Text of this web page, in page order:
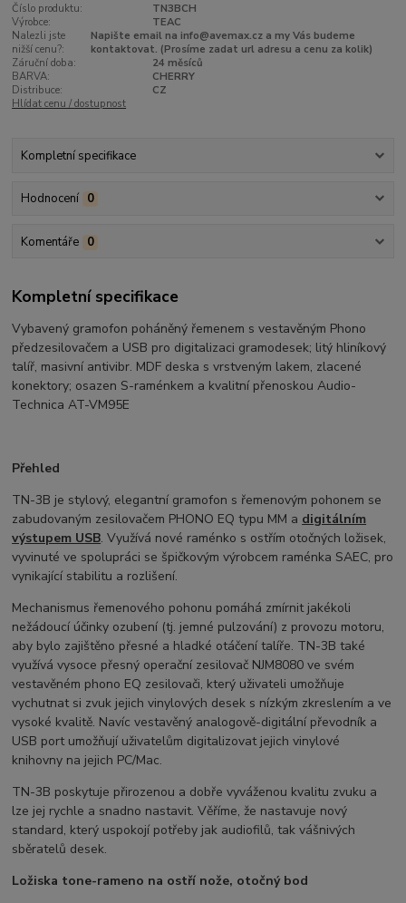
Číslo produktu:
TN3BCH
Výrobce:
TEAC
Nalezli jste
nižší cenu?:
Napište email na info@avemax.cz a my Vás budeme
kontaktovat. (Prosíme zadat url adresu a cenu za kolik)
Záruční doba:
24 měsíců
BARVA:
CHERRY
Distribuce:
CZ
Hlídat cenu / dostupnost
Kompletní specifikace
Hodnocení 0
Komentáře 0
Kompletní specifikace
Vybavený gramofon poháněný řemenem s vestavěným Phono
předzesilovačem a USB pro digitalizaci gramodesek; litý hliníkový
talíř, masivní antivibr. MDF deska s vrstveným lakem, zlacené
konektory; osazen S-raménkem a kvalitní přenoskou Audio-
Technica AT-VM95E
Přehled
TN-3B je stylový, elegantní gramofon s řemenovým pohonem se
zabudovaným zesilovačem PHONO EQ typu MM a digitálním
výstupem USB. Využívá nové raménko s ostřím otočných ložisek,
vyvinuté ve spolupráci se špičkovým výrobcem raménka SAEC, pro
vynikající stabilitu a rozlišení.
Mechanismus řemenového pohonu pomáhá zmírnit jakékoli
nežádoucí účinky ozubení (tj. jemné pulzování) z provozu motoru,
aby bylo zajištěno přesné a hladké otáčení talíře. TN-3B také
využívá vysoce přesný operační zesilovač NJM8080 ve svém
vestavěném phono EQ zesilovači, který uživateli umožňuje
vychutnat si zvuk jejich vinylových desek s nízkým zkreslením a ve
vysoké kvalitě. Navíc vestavěný analogově-digitální převodník a
USB port umožňují uživatelům digitalizovat jejich vinylové
knihovny na jejich PC/Mac.
TN-3B poskytuje přirozenou a dobře vyváženou kvalitu zvuku a
lze jej rychle a snadno nastavit. Věříme, že nastavuje nový
standard, který uspokojí potřeby jak audiofilů, tak vášnivých
sběratelů desek.
Ložiska tone-rameno na ostří nože, otočný bod